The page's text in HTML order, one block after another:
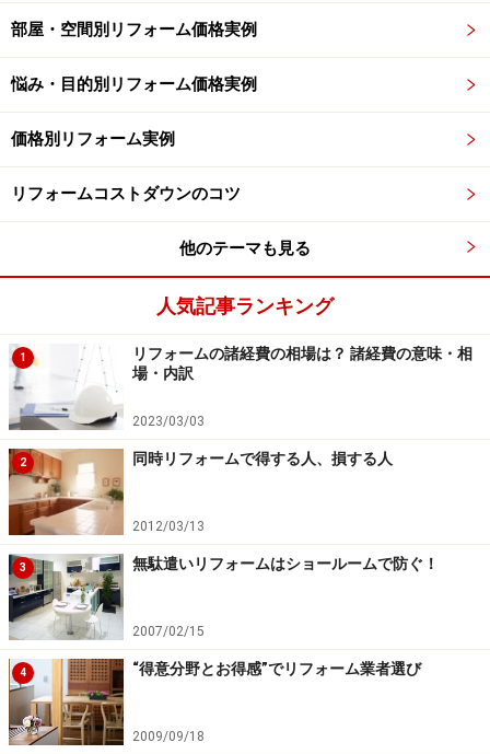
部屋・空間別リフォーム価格実例
悩み・目的別リフォーム価格実例
価格別リフォーム実例
リフォームコストダウンのコツ
他のテーマも見る
人気記事ランキング
1
リフォームの諸経費の相場は？ 諸経費の意味・相
場・内訳
2023/03/03
2 同時リフォームで得する人、損する人
2012/03/13
3 無駄遣いリフォームはショールームで防ぐ！
2007/02/15
4 “得意分野とお得感”でリフォーム業者選び
2009/09/18